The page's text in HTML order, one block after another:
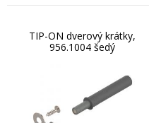
TIP-ON dverový krátky,
956.1004 šedý